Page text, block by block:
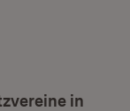
in